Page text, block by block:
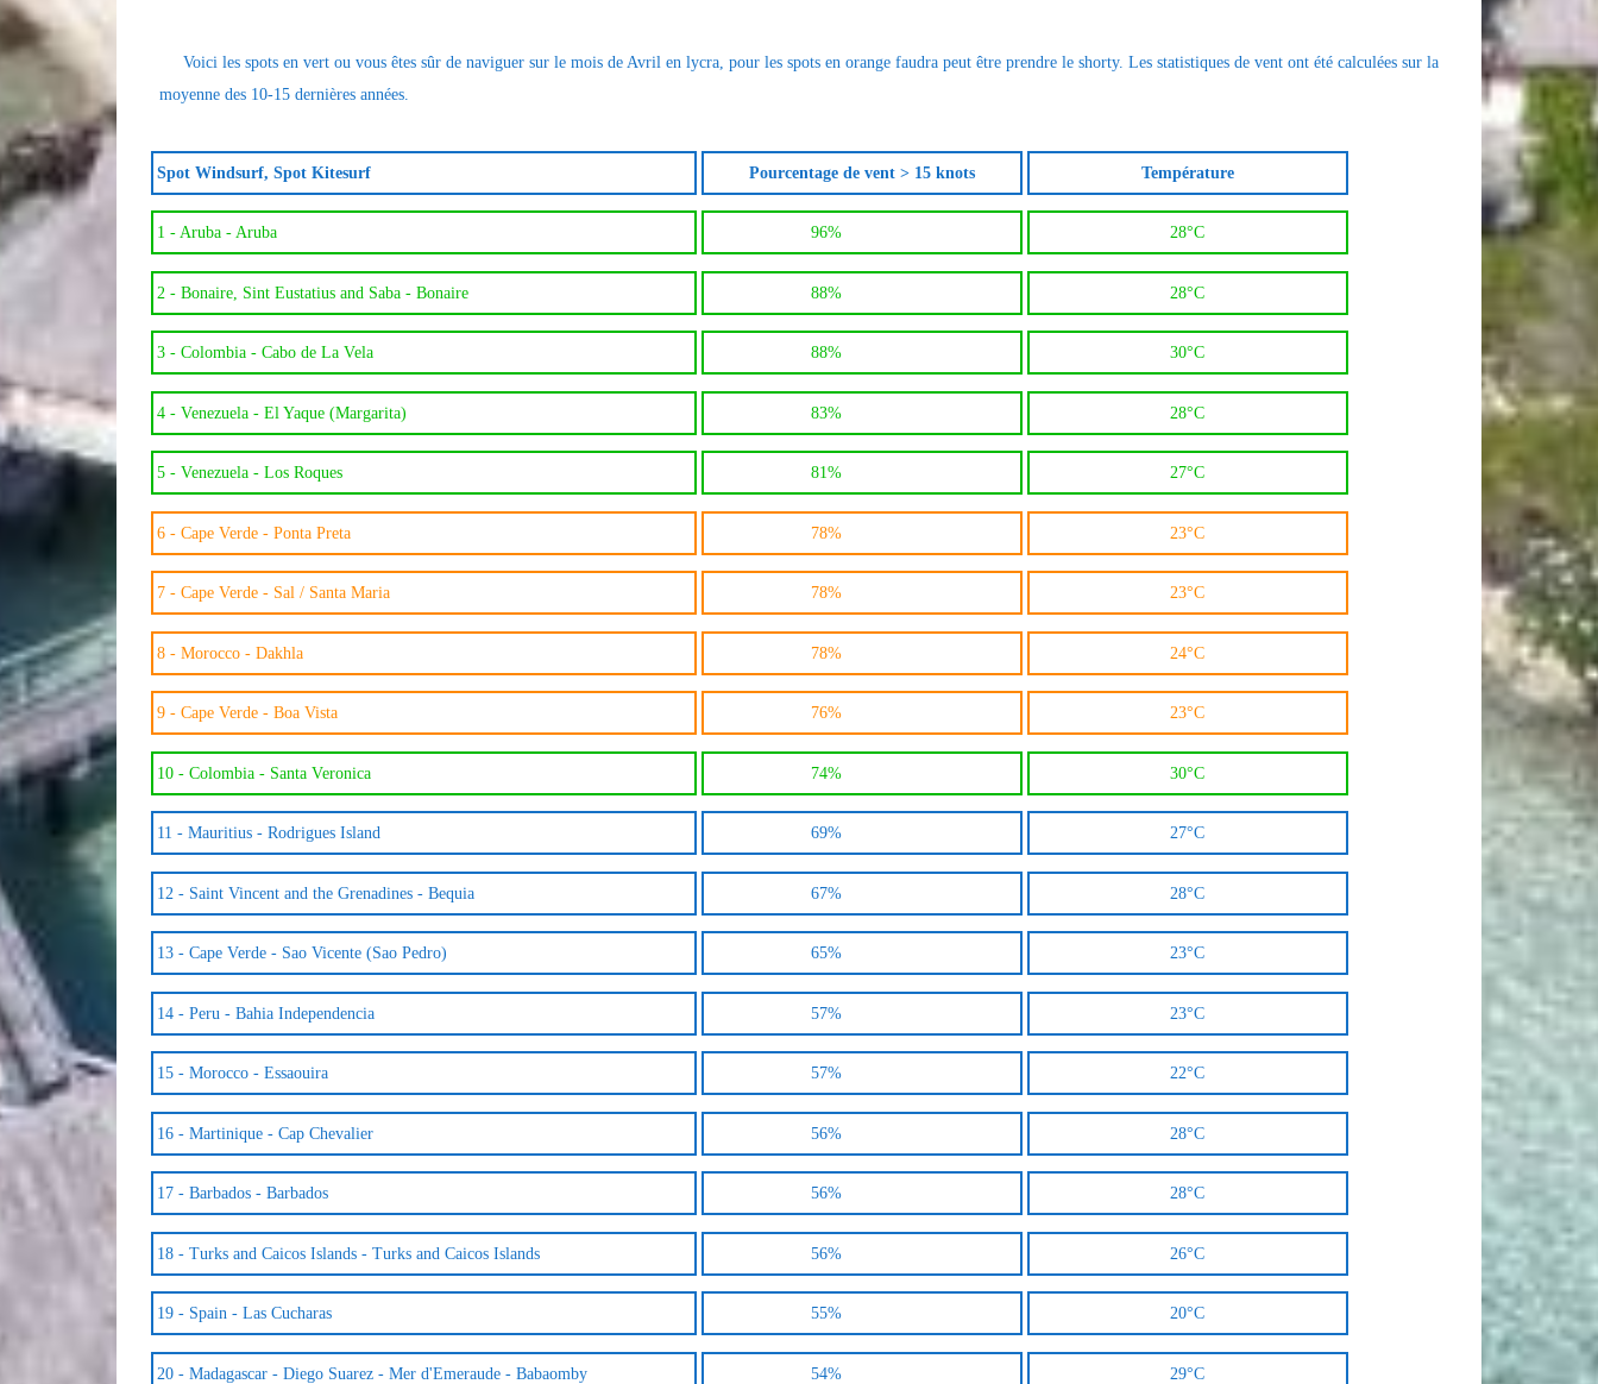
Voici les spots en vert ou vous êtes sûr de naviguer sur le mois de Avril en lycra, pour les spots en orange faudra peut être prendre le shorty. Les statistiques de vent ont été calculées sur la
moyenne des 10-15 dernières années.
Spot Windsurf, Spot Kitesurf Pourcentage de vent > 15 knots Température
1 - Aruba - Aruba 96% 28°C
2 - Bonaire, Sint Eustatius and Saba - Bonaire 88% 28°C
3 - Colombia - Cabo de La Vela 88% 30°C
4 - Venezuela - El Yaque (Margarita) 83% 28°C
5 - Venezuela - Los Roques 81% 27°C
6 - Cape Verde - Ponta Preta 78% 23°C
7 - Cape Verde - Sal / Santa Maria 78% 23°C
8 - Morocco - Dakhla 78% 24°C
9 - Cape Verde - Boa Vista 76% 23°C
10 - Colombia - Santa Veronica 74% 30°C
11 - Mauritius - Rodrigues Island 69% 27°C
12 - Saint Vincent and the Grenadines - Bequia 67% 28°C
13 - Cape Verde - Sao Vicente (Sao Pedro) 65% 23°C
14 - Peru - Bahia Independencia 57% 23°C
15 - Morocco - Essaouira 57% 22°C
16 - Martinique - Cap Chevalier 56% 28°C
17 - Barbados - Barbados 56% 28°C
18 - Turks and Caicos Islands - Turks and Caicos Islands 56% 26°C
19 - Spain - Las Cucharas 55% 20°C
20 - Madagascar - Diego Suarez - Mer d'Emeraude - Babaomby 54% 29°C